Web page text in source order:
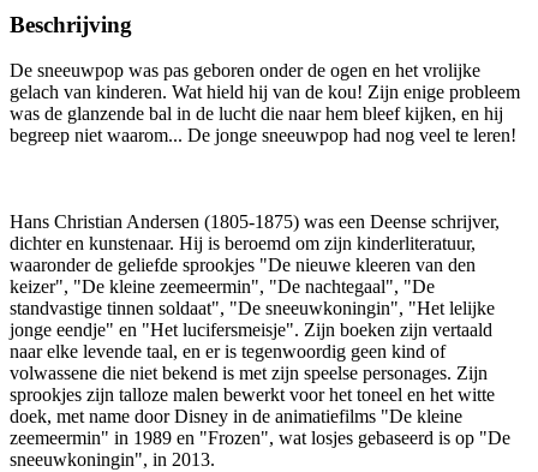
Beschrijving
De sneeuwpop was pas geboren onder de ogen en het vrolijke
gelach van kinderen. Wat hield hij van de kou! Zijn enige probleem
was de glanzende bal in de lucht die naar hem bleef kijken, en hij
begreep niet waarom... De jonge sneeuwpop had nog veel te leren!
Hans Christian Andersen (1805-1875) was een Deense schrijver,
dichter en kunstenaar. Hij is beroemd om zijn kinderliteratuur,
waaronder de geliefde sprookjes "De nieuwe kleeren van den
keizer", "De kleine zeemeermin", "De nachtegaal", "De
standvastige tinnen soldaat", "De sneeuwkoningin", "Het lelijke
jonge eendje" en "Het lucifersmeisje". Zijn boeken zijn vertaald
naar elke levende taal, en er is tegenwoordig geen kind of
volwassene die niet bekend is met zijn speelse personages. Zijn
sprookjes zijn talloze malen bewerkt voor het toneel en het witte
doek, met name door Disney in de animatiefilms "De kleine
zeemeermin" in 1989 en "Frozen", wat losjes gebaseerd is op "De
sneeuwkoningin", in 2013.